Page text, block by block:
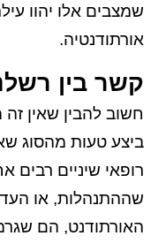
שמצבים אלו יהוו
אורתודנטיה.
קשר בין
חשוב להבין שאין
ביצע טעות מהסוג
רופאי שיניים רבים
שההתנהלות, או
האורתודנט, הם